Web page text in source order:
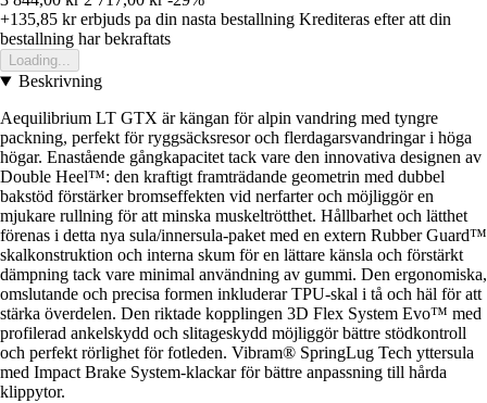
+135,85 krerbjuds pa din nasta bestallning Krediteras efter att din
bestallning har bekraftats
Loading...
Beskrivning
Aequilibrium LT GTX är kängan för alpin vandring med tyngre
packning, perfekt för ryggsäcksresor och flerdagarsvandringar i höga
högar. Enastående gångkapacitet tack vare den innovativa designen av
Double Heel™: den kraftigt framträdande geometrin med dubbel
bakstöd förstärker bromseffekten vid nerfarter och möjliggör en
mjukare rullning för att minska muskeltrötthet. Hållbarhet och lätthet
förenas i detta nya sula/innersula-paket med en extern Rubber Guard™
skalkonstruktion och interna skum för en lättare känsla och förstärkt
dämpning tack vare minimal användning av gummi. Den ergonomiska,
omslutande och precisa formen inkluderar TPU-skal i tå och häl för att
stärka överdelen. Den riktade kopplingen 3D Flex System Evo™ med
profilerad ankelskydd och slitageskydd möjliggör bättre stödkontroll
och perfekt rörlighet för fotleden. Vibram® SpringLug Tech yttersula
med Impact Brake System-klackar för bättre anpassning till hårda
klippytor.